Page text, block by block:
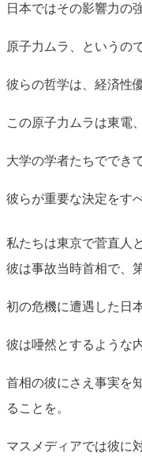
日本ではその影響力の
原子力ムラ、というの
彼らの哲学は、経済性
この原子力ムラは東電
大学の学者たちででき
彼らが重要な決定をす
私たちは東京で菅直人
彼は事故当時首相で、
初の危機に遭遇した日
彼は唖然とするような
首相の彼にさえ事実を
ることを。
マスメディアでは彼に